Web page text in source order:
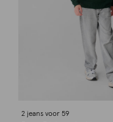
2 jeans voor 59